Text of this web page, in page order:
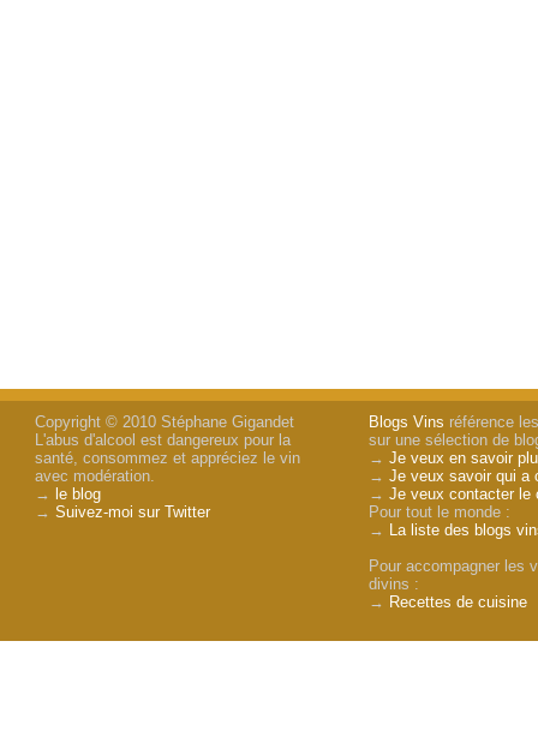
Copyright © 2010 Stéphane Gigandet
L'abus d'alcool est dangereux pour la
santé, consommez et appréciez le vin
avec modération.
→ le blog
→Suivez-moi sur Twitter
Blogs Vins référence
sur une sélection de
→Je veux en savoir
→Je veux savoir qui a
→Je veux contacter le
Pour tout le monde :
→
La liste des blogs
Pour accompagner les
divins :
→ Recettes de cuisine